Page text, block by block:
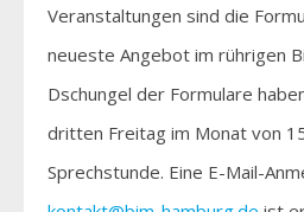
Veranstaltungen sind die
neueste Angebot im rührigen
Dschungel der Formulare
dritten Freitag im Monat von
Sprechstunde. Eine E-Mail-